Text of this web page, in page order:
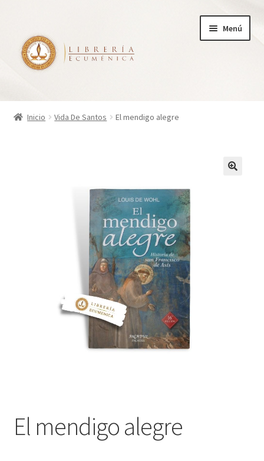
la
navegación
contenido
Menú
Inicio
Finalizar compra
Política de privacidad
Inicio Vida De Santos El mendigo alegre
El mendigo alegre